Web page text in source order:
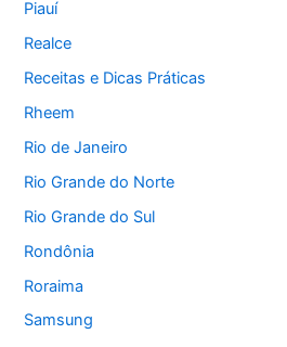
Piauí
Realce
Receitas e Dicas Práticas
Rheem
Rio de Janeiro
Rio Grande do Norte
Rio Grande do Sul
Rondônia
Roraima
Samsung